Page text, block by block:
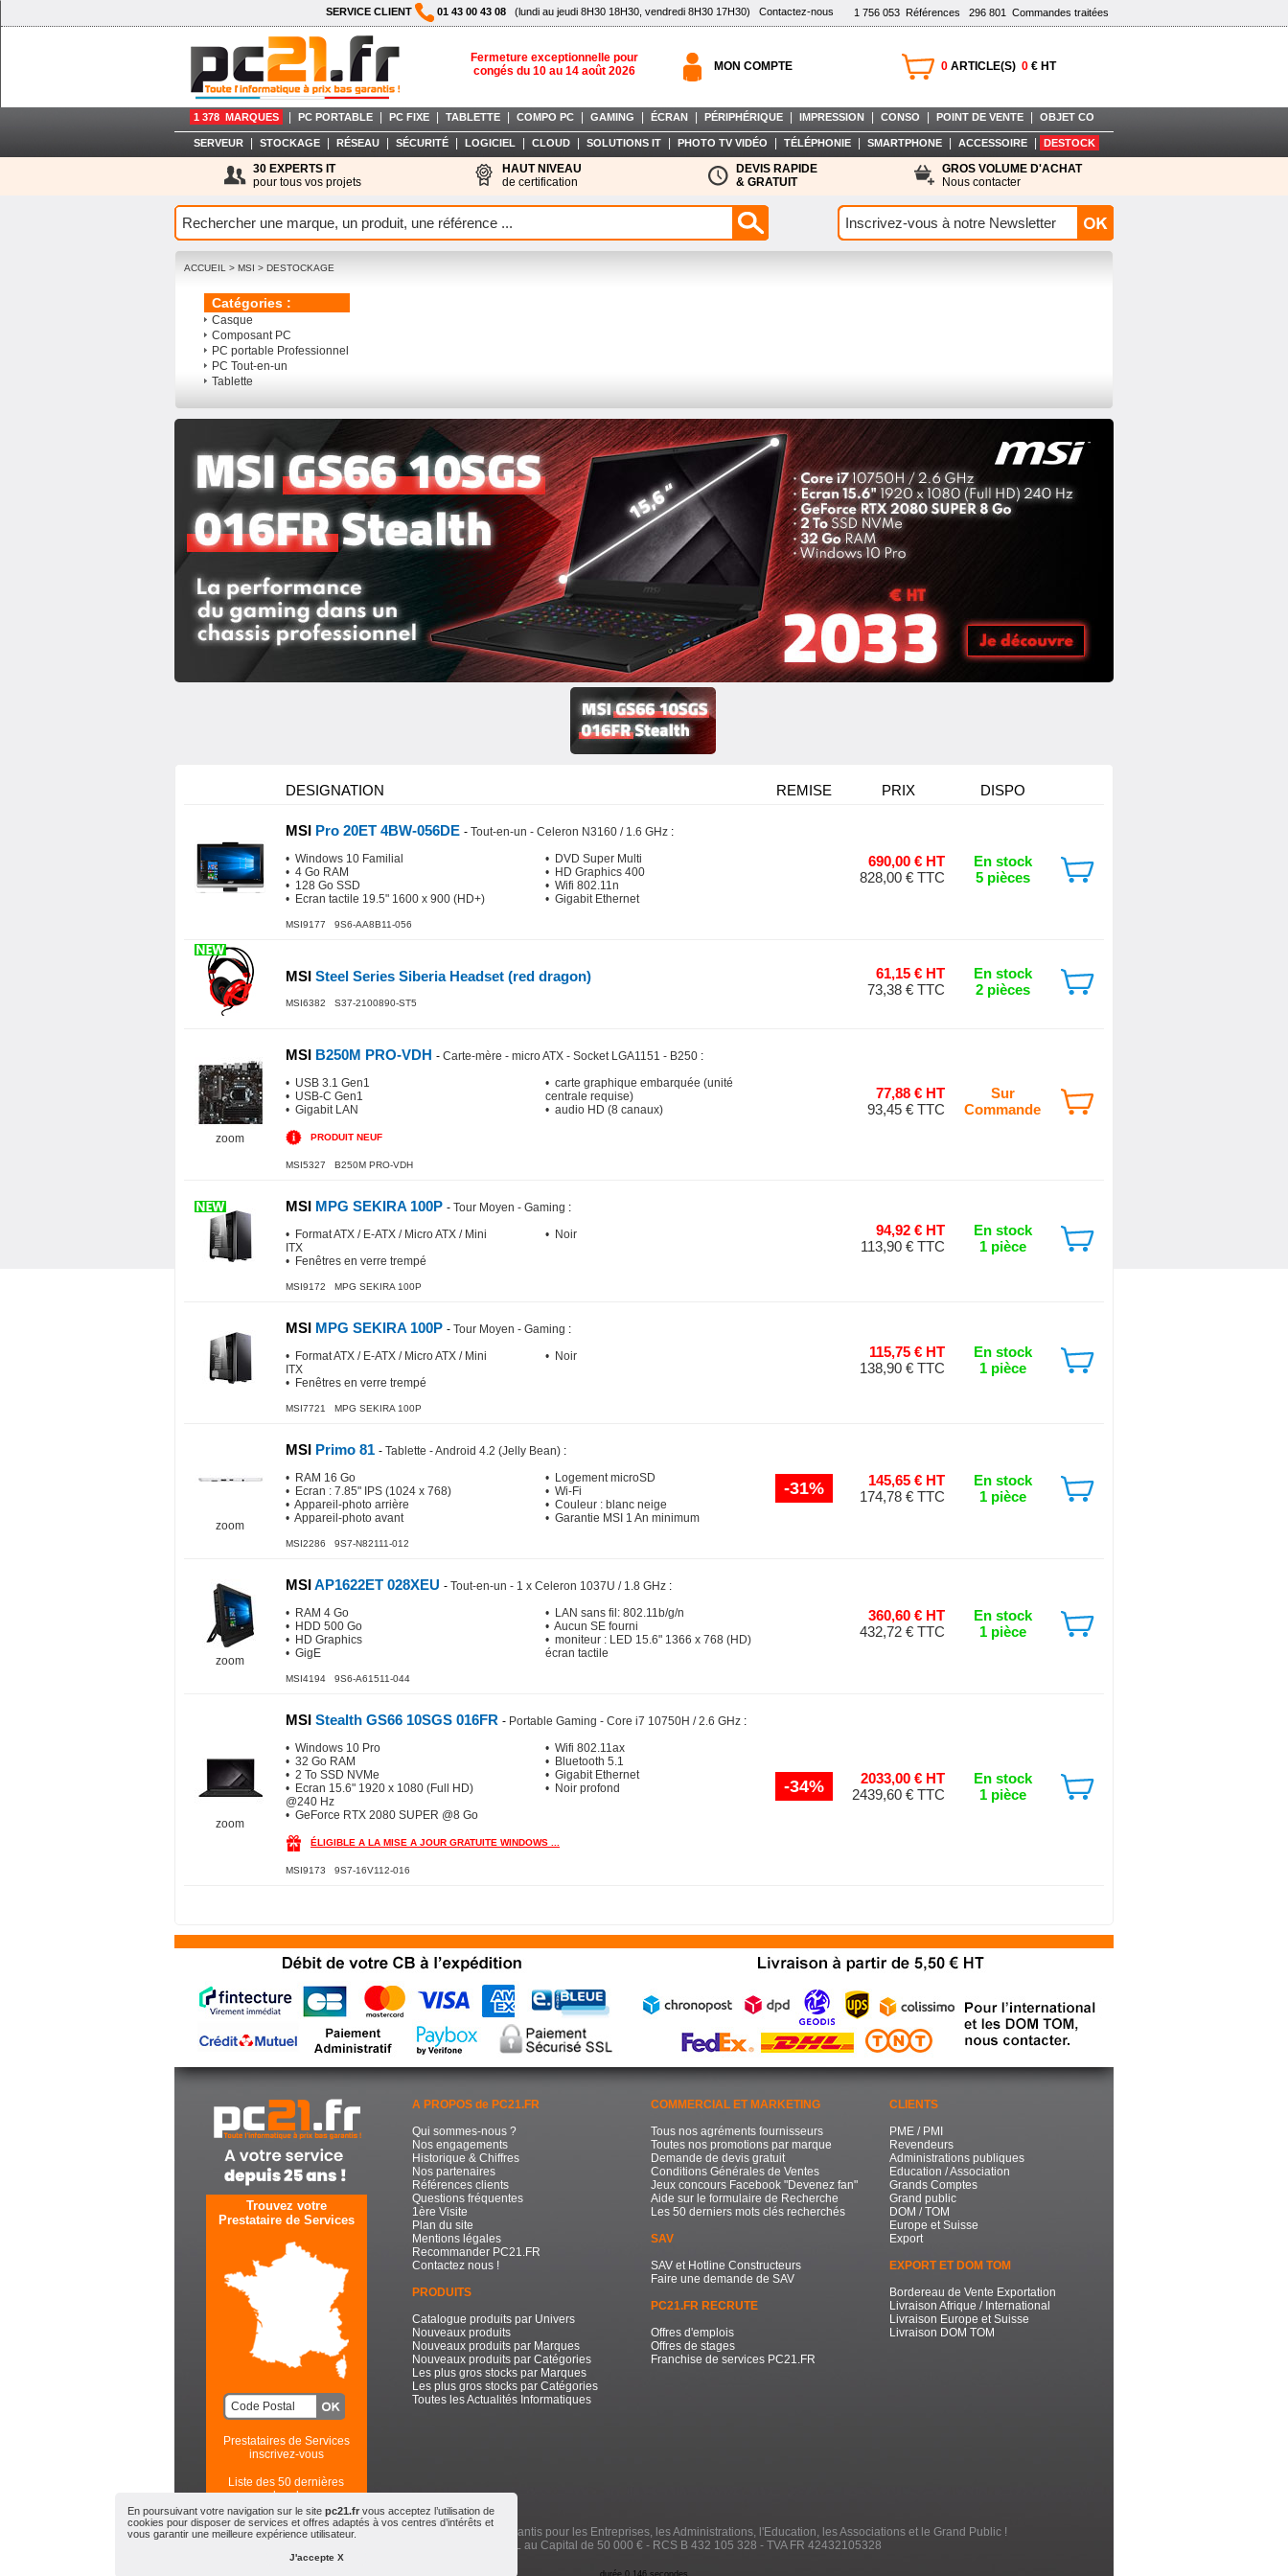
En poursuivant votre navigation sur le sitepc21.fr vous acceptez l’utilisation de
cookies pour disposer de services et offres adaptés à vos centres d’intérêts et
vous garantir une meilleure expérience utilisateur.
J'accepte X
1 756 053 Références 296 801 Commandes traitées
SERVICE CLIENT 01 43 00 43 08 (lundi au jeudi 8H30 18H30, vendredi 8H30 17H30) Contactez-nous
Fermeture exceptionnelle pour
congés du 10 au 14 août 2026
0 ARTICLE(S) 0 € HT
MON COMPTE
1 378 MARQUES PC PORTABLE PC FIXE TABLETTE COMPO PC GAMING ÉCRAN PÉRIPHÉRIQUE IMPRESSION CONSO POINT DE VENTE OBJET CO
SERVEUR STOCKAGE RÉSEAU SÉCURITÉ LOGICIEL CLOUD SOLUTIONS IT PHOTO TV VIDÉO TÉLÉPHONIE SMARTPHONE ACCESSOIRE DESTOCK
30 EXPERTS IT
pour tous vos projets
HAUT NIVEAU
de certification
DEVIS RAPIDE
& GRATUIT
GROS VOLUME D'ACHAT
Nous contacter
ACCUEIL > MSI > DESTOCKAGE
Catégories :
Casque
Composant PC
PC portable Professionnel
PC Tout-en-un
Tablette
DESIGNATION REMISE PRIX DISPO
MSI Pro 20ET 4BW-056DE - Tout-en-un - Celeron N3160 / 1.6 GHz :
• Windows 10 Familial
• 4 Go RAM
• 128 Go SSD
• Ecran tactile 19.5" 1600 x 900 (HD+)
• DVD Super Multi
• HD Graphics 400
• Wifi 802.11n
• Gigabit Ethernet
MSI9177 9S6-AA8B11-056
690,00 € HT
828,00 € TTC
En stock
5 pièces
MSI Steel Series Siberia Headset (red dragon)
MSI6382 S37-2100890-ST5
61,15 € HT
73,38 € TTC
En stock
2 pièces
zoom
MSI B250M PRO-VDH - Carte-mère - micro ATX - Socket LGA1151 - B250 :
• USB 3.1 Gen1
• USB-C Gen1
• Gigabit LAN
• carte graphique embarquée (unité
centrale requise)
• audio HD (8 canaux)
PRODUIT NEUF
MSI5327 B250M PRO-VDH
77,88 € HT
93,45 € TTC
Sur
Commande
MSI MPG SEKIRA 100P - Tour Moyen - Gaming :
• Format ATX / E-ATX / Micro ATX / Mini
ITX
• Fenêtres en verre trempé
• Noir
MSI9172 MPG SEKIRA 100P
94,92 € HT
113,90 € TTC
En stock
1 pièce
MSI MPG SEKIRA 100P - Tour Moyen - Gaming :
• Format ATX / E-ATX / Micro ATX / Mini
ITX
• Fenêtres en verre trempé
• Noir
MSI7721 MPG SEKIRA 100P
115,75 € HT
138,90 € TTC
En stock
1 pièce
zoom
MSI Primo 81 - Tablette - Android 4.2 (Jelly Bean) :
• RAM 16 Go
• Ecran : 7.85" IPS (1024 x 768)
• Appareil-photo arrière
• Appareil-photo avant
• Logement microSD
• Wi-Fi
• Couleur : blanc neige
• Garantie MSI 1 An minimum
MSI2286 9S7-N82111-012
-31%
145,65 € HT
174,78 € TTC
En stock
1 pièce
zoom
MSIAP1622ET 028XEU - Tout-en-un - 1 x Celeron 1037U / 1.8 GHz :
• RAM 4 Go
• HDD 500 Go
• HD Graphics
• GigE
• LAN sans fil: 802.11b/g/n
• Aucun SE fourni
• moniteur : LED 15.6" 1366 x 768 (HD)
écran tactile
MSI4194 9S6-A61511-044
360,60 € HT
432,72 € TTC
En stock
1 pièce
zoom
MSI Stealth GS66 10SGS 016FR - Portable Gaming - Core i7 10750H / 2.6 GHz :
• Windows 10 Pro
• 32 Go RAM
• 2 To SSD NVMe
• Ecran 15.6" 1920 x 1080 (Full HD)
@240 Hz
• GeForce RTX 2080 SUPER @8 Go
• Wifi 802.11ax
• Bluetooth 5.1
• Gigabit Ethernet
• Noir profond
ÉLIGIBLE A LA MISE A JOUR GRATUITE WINDOWS ...
MSI9173 9S7-16V112-016
-34%
2033,00 € HT
2439,60 € TTC
En stock
1 pièce
Trouvez votre
Prestataire de Services
Prestataires de Services
inscrivez-vous
Liste des 50 dernières
recherches
A PROPOS de PC21.FR
Qui sommes-nous ?
Nos engagements
Historique & Chiffres
Nos partenaires
Références clients
Questions fréquentes
1ère Visite
Plan du site
Mentions légales
Recommander PC21.FR
Contactez nous !
PRODUITS
Catalogue produits par Univers
Nouveaux produits
Nouveaux produits par Marques
Nouveaux produits par Catégories
Les plus gros stocks par Marques
Les plus gros stocks par Catégories
Toutes les Actualités Informatiques
COMMERCIAL ET MARKETING
Tous nos agréments fournisseurs
Toutes nos promotions par marque
Demande de devis gratuit
Conditions Générales de Ventes
Jeux concours Facebook "Devenez fan"
Aide sur le formulaire de Recherche
Les 50 derniers mots clés recherchés
SAV
SAV et Hotline Constructeurs
Faire une demande de SAV
PC21.FR RECRUTE
Offres d'emplois
Offres de stages
Franchise de services PC21.FR
CLIENTS
PME / PMI
Revendeurs
Administrations publiques
Education / Association
Grands Comptes
Grand public
DOM / TOM
Europe et Suisse
Export
EXPORT ET DOM TOM
Bordereau de Vente Exportation
Livraison Afrique / International
Livraison Europe et Suisse
Livraison DOM TOM
PC21.FR - Toute l'Informatique à Prix Bas Garantis pour les Entreprises, les Administrations, l'Education, les Associations et le Grand Public !
© 2000 / 2026 - SARL au Capital de 50 000 € - RCS B 432 105 328 - TVA FR 42432105328
durée 0.146 secondes